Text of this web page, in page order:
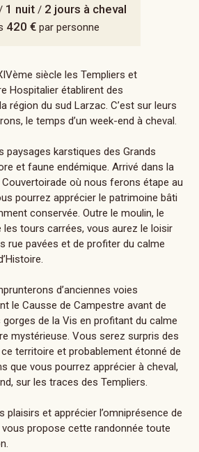
1 nuit/ 2 jours à cheval
420 €par personne
siècle les Templiers et
Hospitalier établirent des
région du sud Larzac. C’est sur leurs
le temps d’un week-end à cheval.
paysages karstiques des Grands
et faune endémique. Arrivé dans la
où nous ferons étape au
pourrez apprécier le patrimoine bâti
conservée. Outre le moulin, le
tours carrées, vous aurez le loisir
rue pavées et de profiter du calme
d’anciennes voies
le Causse de Campestre avant de
de la Vis en profitant du calme
mystérieuse. Vous serez surpris des
territoire et probablement étonné de
que vous pourrez apprécier à cheval,
sur les traces des Templiers.
plaisirs et apprécier l’omniprésence de
vous propose cette randonnée toute